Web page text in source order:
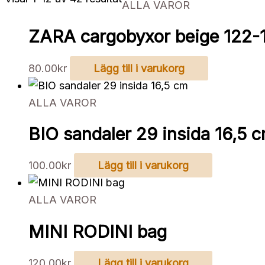
senaste
ALLA VAROR
ZARA cargobyxor beige 122-
80.00kr Lägg till i varukorg
ALLA VAROR
BIO sandaler 29 insida 16,5
100.00kr Lägg till i varukorg
ALLA VAROR
MINI RODINI bag